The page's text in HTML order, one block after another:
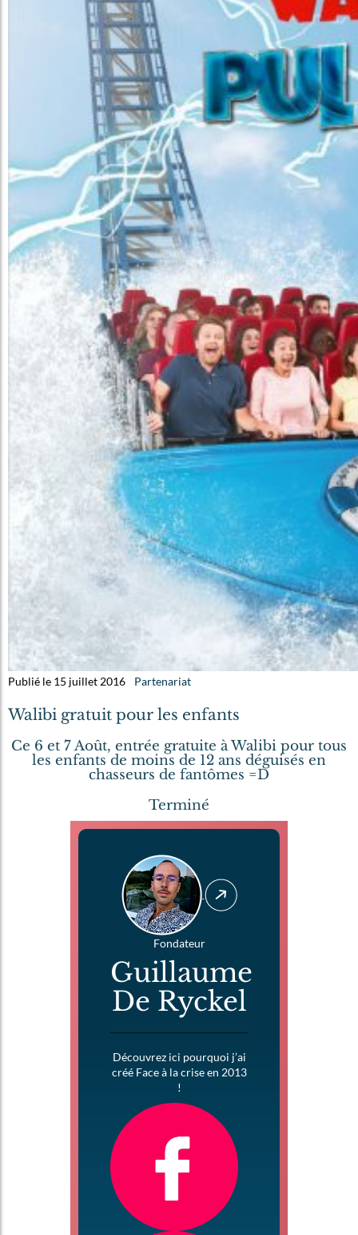
Publié le 15 juillet 2016 Partenariat
Walibi gratuit pour les enfants
Ce 6 et 7 Août, entrée gratuite à Walibi pour tous
les enfants de moins de 12 ans déguisés en
chasseurs de fantômes =D
Terminé
Fondateur
Guillaume
De Ryckel
Découvrez ici pourquoi j’ai
créé Face à la crise en 2013
!